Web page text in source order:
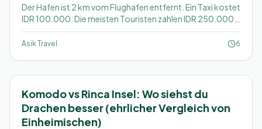
Der Hafen ist 2 km vom Flughafen entfernt. Ein Taxi kostet
IDR 100.000. Die meisten Touristen zahlen IDR 250.000
oder mehr. Hier ist, was zu tun ist.
Asik Travel 6
Komodo vs Rinca Insel: Wo siehst du
Drachen besser (ehrlicher Vergleich von
Einheimischen)